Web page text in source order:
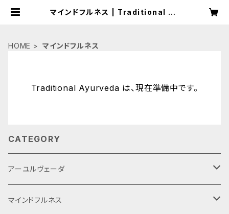
マインドフルネス | Traditional Ay
HOME マインドフルネス
Traditional Ayurveda は、現在準備中です。
CATEGORY
アーユルヴェーダ
スパイス＆ハーブ
マインドフルネス